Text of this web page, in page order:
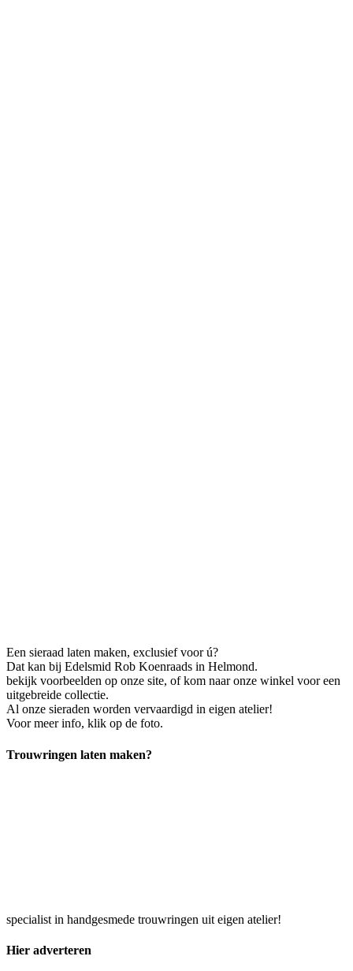
Een sieraad laten maken, exclusief voor ú?
Dat kan bij Edelsmid Rob Koenraads in Helmond.
bekijk voorbeelden op onze site, of kom naar onze winkel voor een
uitgebreide collectie.
Al onze sieraden worden vervaardigd in eigen atelier!
Voor meer info, klik op de foto.
Trouwringen laten maken?
specialist in handgesmede trouwringen uit eigen atelier!
Hier adverteren